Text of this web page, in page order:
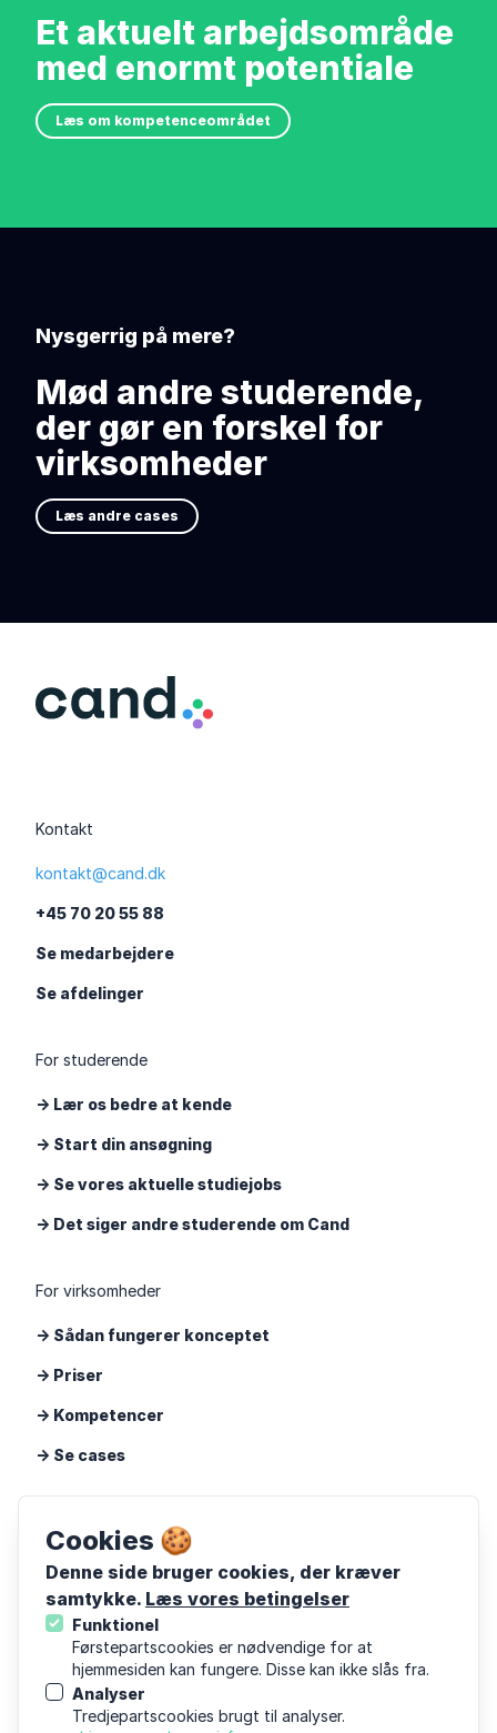
Cookies 🍪
Denne side bruger cookies, der kræver
samtykke. Læs vores betingelser
Funktionel
Førstepartscookies er nødvendige for at
hjemmesiden kan fungere. Disse kan ikke slås fra.
Analyser
Tredjepartscookies brugt til analyser.
Et aktuelt arbejdsområde
med enormt potentiale
Læs om kompetenceområdet
Nysgerrig på mere?
Mød andre studerende,
der gør en forskel for
virksomheder
Læs andre cases
Kontakt
kontakt@cand.dk
+45 70 20 55 88
Se medarbejdere
Se afdelinger
For studerende
-> Lær os bedre at kende
-> Start din ansøgning
-> Se vores aktuelle studiejobs
-> Det siger andre studerende om Cand
For virksomheder
-> Sådan fungerer konceptet
-> Priser
-> Kompetencer
-> Se cases
Om Cand
Viden
Følg os på LinkedIn
Følg os på Instagram